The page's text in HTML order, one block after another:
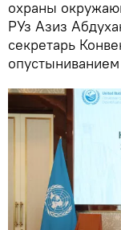
охраны
РУз Азиз
секретарь